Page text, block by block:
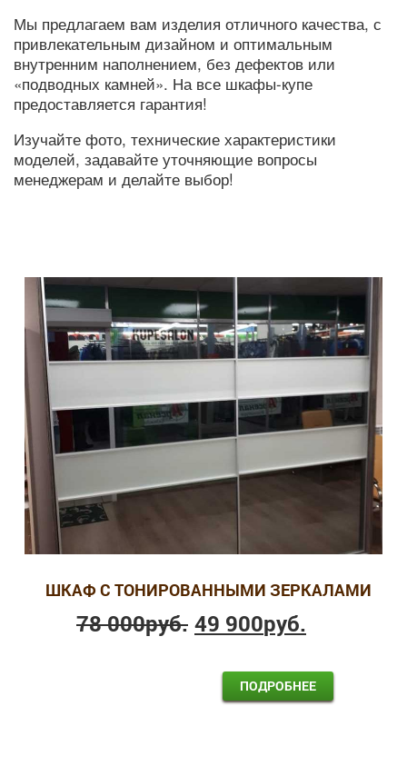
Мы предлагаем вам изделия отличного качества, с
привлекательным дизайном и оптимальным
внутренним наполнением, без дефектов или
«подводных камней». На все шкафы-купе
предоставляется гарантия!
Изучайте фото, технические характеристики
моделей, задавайте уточняющие вопросы
менеджерам и делайте выбор!
ШКАФ С ТОНИРОВАННЫМИ ЗЕРКАЛАМИ
78 000руб. 49 900руб.
ПОДРОБНЕЕ